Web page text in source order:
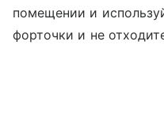
помещении и
форточки и не